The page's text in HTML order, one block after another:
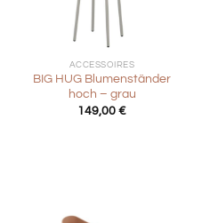
ACCESSOIRES
BIG HUG Blumenständer
hoch – grau
149,00 €